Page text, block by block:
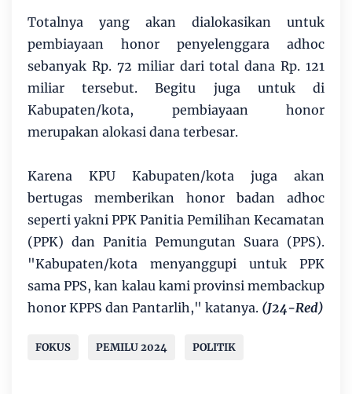
Totalnya yang akan dialokasikan untuk
pembiayaan honor penyelenggara adhoc
sebanyak Rp. 72 miliar dari total dana Rp. 121
miliar tersebut. Begitu juga untuk di
Kabupaten/kota, pembiayaan honor
merupakan alokasi dana terbesar.
Karena KPU Kabupaten/kota juga akan
bertugas memberikan honor badan adhoc
seperti yakni PPK Panitia Pemilihan Kecamatan
(PPK) dan Panitia Pemungutan Suara (PPS).
"Kabupaten/kota menyanggupi untuk PPK
sama PPS, kan kalau kami provinsi membackup
honor KPPS dan Pantarlih," katanya. (J24-Red)
FOKUS PEMILU 2024 POLITIK